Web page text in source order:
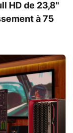
HD de 23,8"
à 75